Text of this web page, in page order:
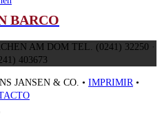
BARCO
AM DOM TEL. (0241) 32250 ·
403673
JANSEN & CO. • IMPRIMIR•